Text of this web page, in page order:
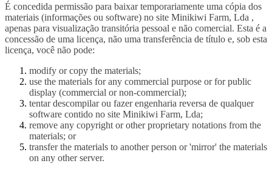
É concedida permissão para baixar temporariamente uma cópia dos
materiais (informações ou software) no site Minikiwi Farm, Lda ,
apenas para visualização transitória pessoal e não comercial. Esta é a
concessão de uma licença, não uma transferência de título e, sob esta
licença, você não pode:
modify or copy the materials;
use the materials for any commercial purpose or for public
display (commercial or non-commercial);
tentar descompilar ou fazer engenharia reversa de qualquer
software contido no site Minikiwi Farm, Lda;
remove any copyright or other proprietary notations from the
materials; or
transfer the materials to another person or 'mirror' the materials
on any other server.